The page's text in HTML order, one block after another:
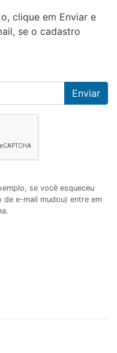
clique em Enviar e
se o cadastro
se você esqueceu
de e-mail mudou) entre em